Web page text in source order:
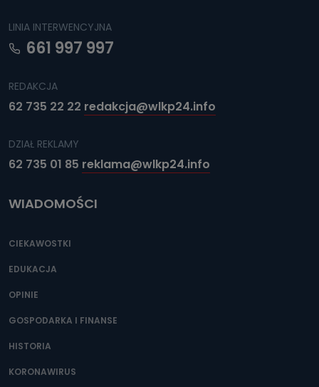
które zostały zebrane ze źródeł publicznie dostępnych, w
szczególności: imię i nazwisko, adres e-mail, telefon
kontaktowy, adres korespondencyjny. Odbiorcą Pastwa
danych osobowych są pracownicy i współpracownicy
Jak skontaktować się z inspektorem
danych osobowych?
Można to zrobić pod numerem telefonu 62 735-51-05 lub
e-mailowo pod adresem: poczta@tvproart.pl
LINIA INTERWENCYJNA
661 997 997
REDAKCJA
62 735 22 22 redakcja@wlkp24.info
DZIAŁ REKLAMY
62 735 01 85 reklama@wlkp24.info
WIADOMOŚCI
CIEKAWOSTKI
EDUKACJA
OPINIE
GOSPODARKA I FINANSE
HISTORIA
KORONAWIRUS